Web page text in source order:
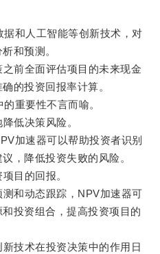
和人工智能等创新技术，对
和预测。
前全面评估项目的未来现金
的投资回报率计算。
重要性不言而喻。
低决策风险。
加速器可以帮助投资者识别
，降低投资失败的风险。
目的回报。
和动态跟踪，NPV加速器可
投资组合，提高投资项目的
技术在投资决策中的作用日